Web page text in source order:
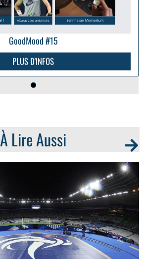
GoodMood #15
PLUS D'INFOS
À Lire Aussi